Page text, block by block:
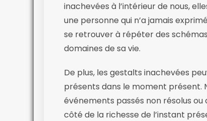
inachevées à l’intérieur de nous,
une personne qui n’a jamais
se retrouver à répéter des
domaines de sa vie.
De plus, les gestalts inachevées
présents dans le moment présent.
événements passés non résolus
côté de la richesse de l’instant